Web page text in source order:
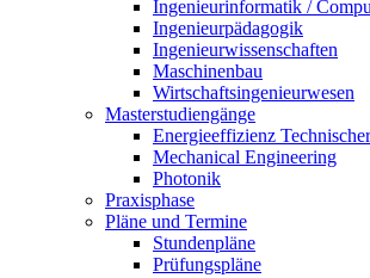
Ingenieurinformatik /
Ingenieurpädagogik
Ingenieurwissenschaften
Maschinenbau
Wirtschaftsingenieurwesen
Masterstudiengänge
Energieeffizienz
Mechanical Engineering
Photonik
Praxisphase
Pläne und Termine
Stundenpläne
Prüfungspläne